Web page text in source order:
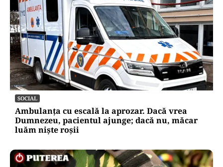
SOCIAL
Ambulanța cu escală la aprozar. Dacă vrea
Dumnezeu, pacientul ajunge; dacă nu, măcar
luăm niște roșii